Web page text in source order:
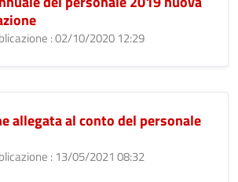
: 02/10/2020 12:29
allegata al conto del personale
: 13/05/2021 08:32